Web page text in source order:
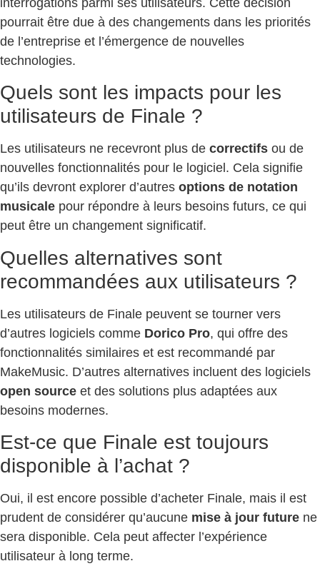
interrogations parmi ses utilisateurs. Cette décision
pourrait être due à des changements dans les priorités
de l’entreprise et l’émergence de nouvelles
technologies.
Quels sont les impacts pour les
utilisateurs de Finale ?
Les utilisateurs ne recevront plus de correctifs ou de
nouvelles fonctionnalités pour le logiciel. Cela signifie
qu’ils devront explorer d’autres options de notation
musicale pour répondre à leurs besoins futurs, ce qui
peut être un changement significatif.
Quelles alternatives sont
recommandées aux utilisateurs ?
Les utilisateurs de Finale peuvent se tourner vers
d’autres logiciels comme Dorico Pro, qui offre des
fonctionnalités similaires et est recommandé par
MakeMusic. D’autres alternatives incluent des logiciels
open source et des solutions plus adaptées aux
besoins modernes.
Est-ce que Finale est toujours
disponible à l’achat ?
Oui, il est encore possible d’acheter Finale, mais il est
prudent de considérer qu’aucune mise à jour future ne
sera disponible. Cela peut affecter l’expérience
utilisateur à long terme.